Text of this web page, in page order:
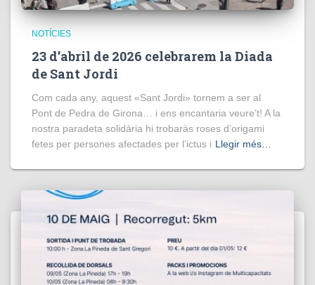
NOTÍCIES
23 d’abril de 2026 celebrarem la Diada
de Sant Jordi
Com cada any, aquest «Sant Jordi» tornem a ser al
Pont de Pedra de Girona… i ens encantaria veure’t! A la
nostra paradeta solidària hi trobaràs roses d’origami
fetes per persones afectades per l’ictus i Llegir més…